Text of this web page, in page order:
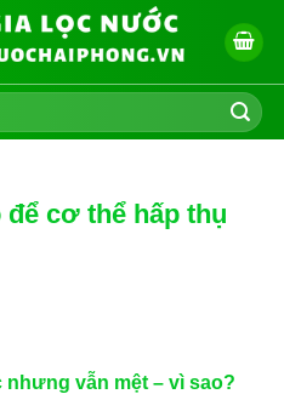
cơ thể hấp thụ
vẫn mệt – vì sao?